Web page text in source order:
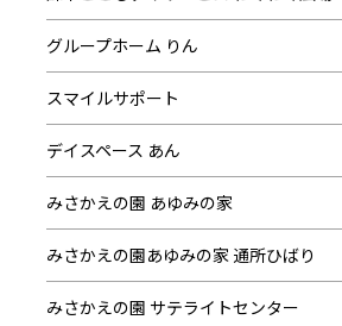
グループホーム りん
スマイルサポート
デイスペース あん
みさかえの園 あゆみの家
みさかえの園あゆみの家 通所ひばり
みさかえの園 サテライトセンター